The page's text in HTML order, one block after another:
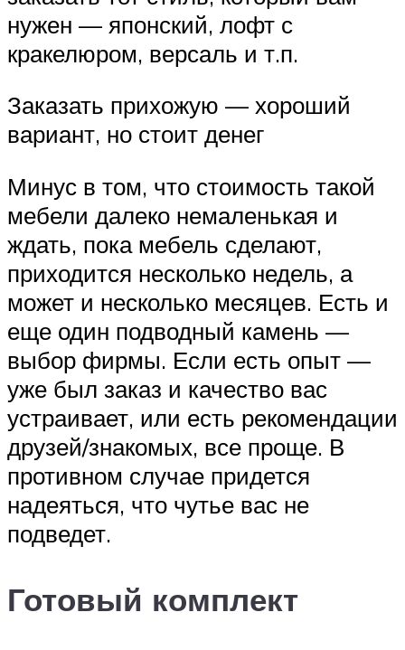
нужен — японский, лофт с
кракелюром, версаль и т.п.
Заказать прихожую — хороший
вариант, но стоит денег
Минус в том, что стоимость такой
мебели далеко немаленькая и
ждать, пока мебель сделают,
приходится несколько недель, а
может и несколько месяцев. Есть и
еще один подводный камень —
выбор фирмы. Если есть опыт —
уже был заказ и качество вас
устраивает, или есть рекомендации
друзей/знакомых, все проще. В
противном случае придется
надеяться, что чутье вас не
подведет.
Готовый комплект